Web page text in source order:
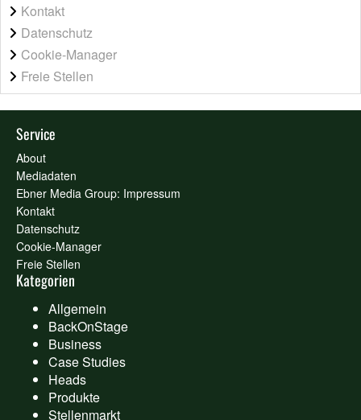
Kontakt
Datenschutz
Cookie-Manager
Freie Stellen
Service
About
Mediadaten
Ebner Media Group: Impressum
Kontakt
Datenschutz
Cookie-Manager
Freie Stellen
Kategorien
Allgemein
BackOnStage
Business
Case Studies
Heads
Produkte
Stellenmarkt